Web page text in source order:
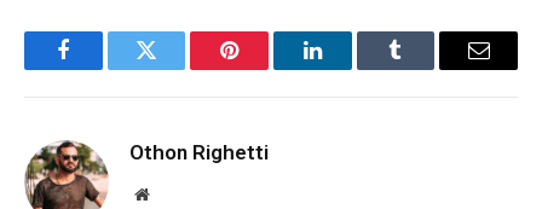
FacebookTwitter Pinterest LinkedInTumblr Email
Othon Righetti
Website